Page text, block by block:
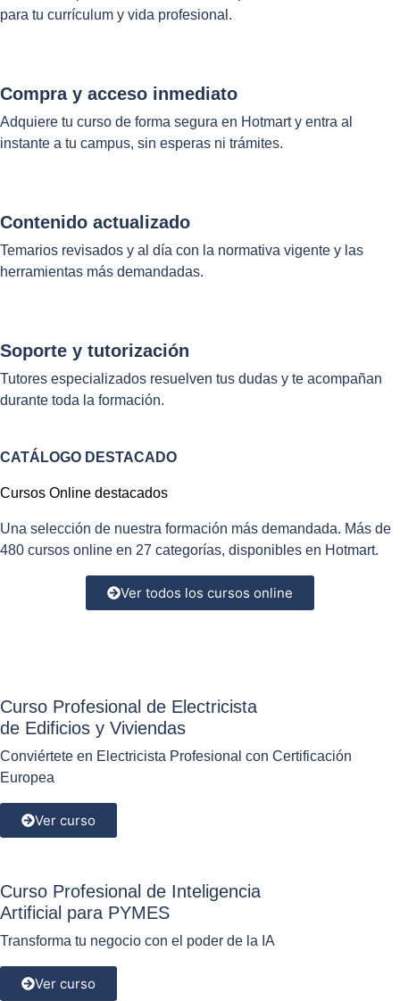
para tu currículum y vida profesional.
Compra y acceso inmediato
Adquiere tu curso de forma segura en Hotmart y entra al
instante a tu campus, sin esperas ni trámites.
Contenido actualizado
Temarios revisados y al día con la normativa vigente y las
herramientas más demandadas.
Soporte y tutorización
Tutores especializados resuelven tus dudas y te acompañan
durante toda la formación.
CATÁLOGO DESTACADO
Cursos Online destacados
Una selección de nuestra formación más demandada. Más de
480 cursos online en 27 categorías, disponibles en Hotmart.
Ver todos los cursos online
Curso Profesional de Electricista
de Edificios y Viviendas
Conviértete en Electricista Profesional con Certificación
Europea
Ver curso
Curso Profesional de Inteligencia
Artificial para PYMES
Transforma tu negocio con el poder de la IA
Ver curso